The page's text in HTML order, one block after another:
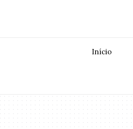
Início